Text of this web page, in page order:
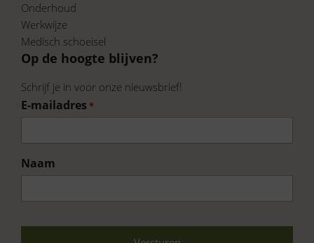
Onderhoud
Werkwijze
Medisch schoeisel
Op de hoogte blijven?
Schrijf je in voor onze nieuwsbrief!
E-mailadres *
Naam
CAPTCHA